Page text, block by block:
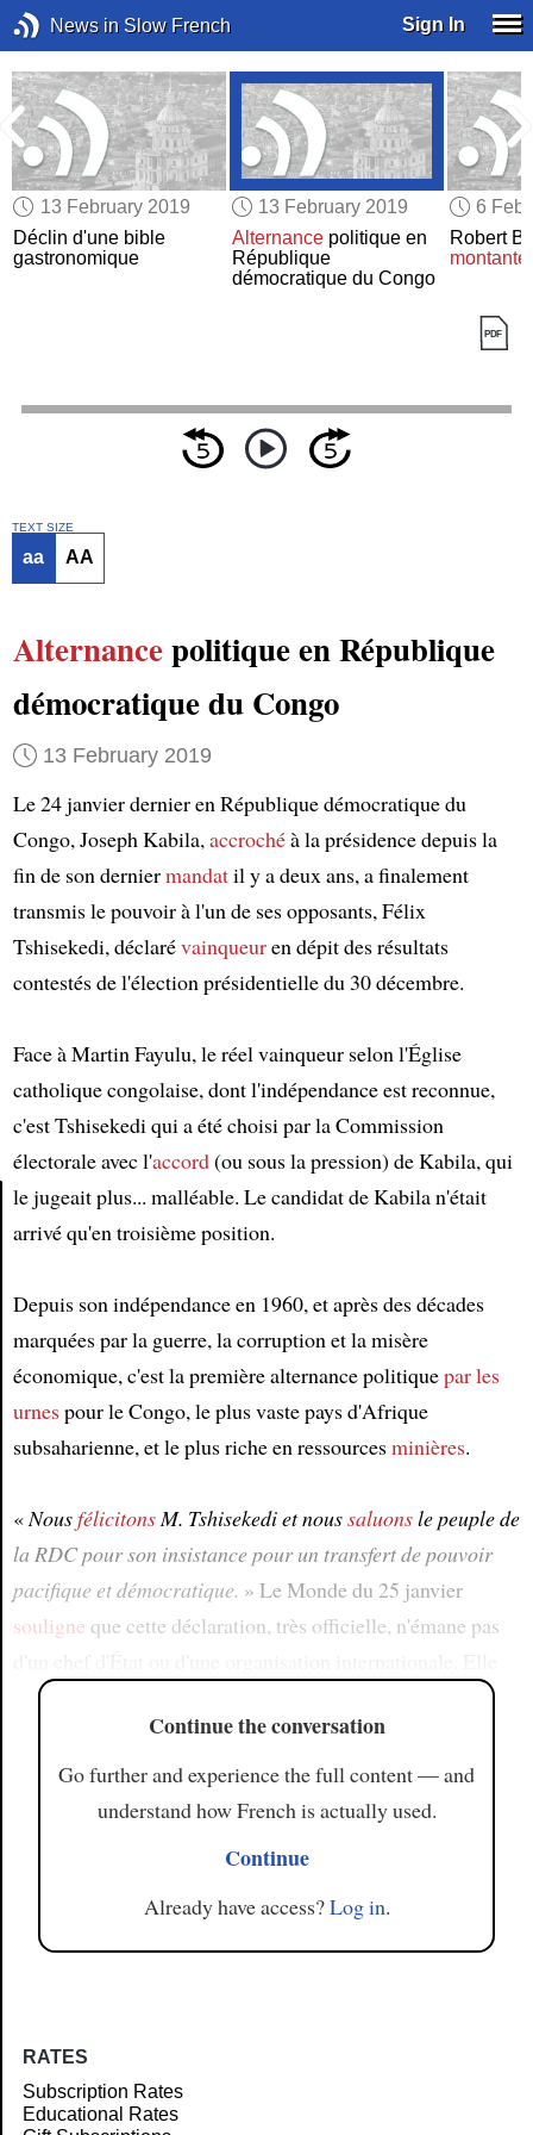
News in Slow French Sign In
13 February 2019
Déclin d'une bible
gastronomique
13 February 2019
Alternancepolitique en
République
démocratique du Congo
6
Robert
Article
TEXT SIZE
aa AA
Alternancepolitique en République
démocratique du Congo
13 February 2019
Le 24 janvier dernier en République démocratique du
Congo, Joseph Kabila,accrochéà la présidence depuis la
fin de son derniermandatil y a deux ans, a finalement
transmis le pouvoir à l'un de ses opposants, Félix
Tshisekedi, déclarévainqueuren dépit des résultats
contestés de l'élection présidentielle du 30 décembre.
Face à Martin Fayulu, le réel vainqueur selon l'Église
catholique congolaise, dont l'indépendance est reconnue,
c'est Tshisekedi qui a été choisi par la Commission
électorale avec l'accord(ou sous la pression) de Kabila, qui
le jugeait plus... malléable. Le candidat de Kabila n'était
arrivé qu'en troisième position.
Depuis son indépendance en 1960, et après des décades
marquées par la guerre, la corruption et la misère
économique, c'est la première alternance politiquepar les
urnespour le Congo, le plus vaste pays d'Afrique
subsaharienne, et le plus riche en ressourcesminières.
«NousfélicitonsM. Tshisekedi et noussaluonsle peuple de
la RDC pour son insistance pour un transfert de pouvoir
pacifique et démocratique. » Le Monde du 25 janvier
souligne que cette déclaration, très officielle, n'émane pas
Continue the conversation
Go further and experience the full content — and
understand how French is actually used.
Continue
Already have access?Log in.
RATES
Subscription Rates
Educational Rates